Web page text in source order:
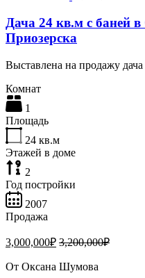
Дача 24 кв.м с баней
Приозерска
Выставлена на продажу
Комнат
1
Площадь
24 кв.м
Этажей в доме
2
Год постройки
2007
Продажа
3,000,000₽ 3,200,000₽
От Оксана Шумова